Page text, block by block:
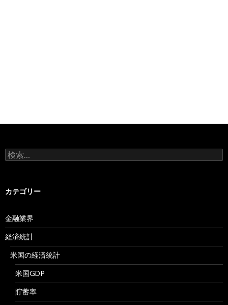
検
索:
カテゴリー
金融業界
経済統計
米国の経済統計
米国GDP
貯蓄率